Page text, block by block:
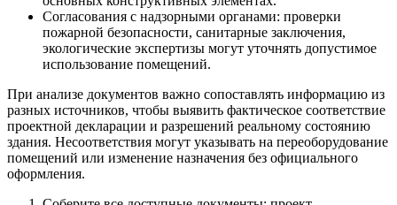
Согласования с надзорными органами: проверки
пожарной безопасности, санитарные заключения,
экологические экспертизы могут уточнять допустимое
использование помещений.
При анализе документов важно сопоставлять информацию из
разных источников, чтобы выявить фактическое соответствие
проектной декларации и разрешений реальному состоянию
здания. Несоответствия могут указывать на переоборудование
помещений или изменение назначения без официального
оформления.